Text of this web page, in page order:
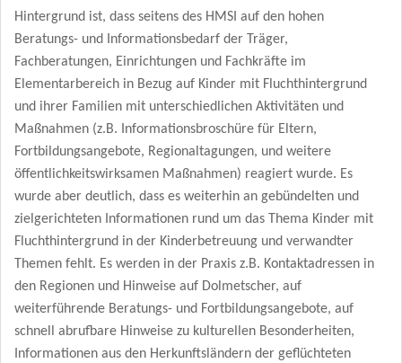
Hintergrund ist, dass seitens des HMSI auf den hohen
Beratungs- und Informationsbedarf der Träger,
Fachberatungen, Einrichtungen und Fachkräfte im
Elementarbereich in Bezug auf Kinder mit Fluchthintergrund
und ihrer Familien mit unterschiedlichen Aktivitäten und
Maßnahmen (z.B. Informationsbroschüre für Eltern,
Fortbildungsangebote, Regionaltagungen, und weitere
öffentlichkeitswirksamen Maßnahmen) reagiert wurde. Es
wurde aber deutlich, dass es weiterhin an gebündelten und
zielgerichteten Informationen rund um das Thema Kinder mit
Fluchthintergrund in der Kinderbetreuung und verwandter
Themen fehlt. Es werden in der Praxis z.B. Kontaktadressen in
den Regionen und Hinweise auf Dolmetscher, auf
weiterführende Beratungs- und Fortbildungsangebote, auf
schnell abrufbare Hinweise zu kulturellen Besonderheiten,
Informationen aus den Herkunftsländern der geflüchteten